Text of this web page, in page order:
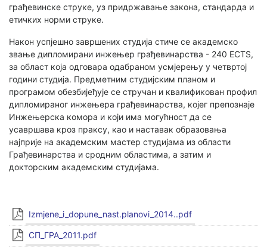
грађевинске струке, уз придржавање закона, стандарда и
етичких норми струке.
Након успјешно завршених студија стиче се академско
звање дипломирани инжењер грађевинарства - 240 ECTS,
за област која одговара одабраном усмјерењу у четвртој
години студија. Предметним студијским планом и
програмом обезбијеђује се стручан и квалификован профил
дипломираног инжењера грађевинарства, којег препознаје
Инжењерска комора и који има могућност да се
усавршава кроз праксу, као и наставак образовања
најприје на академским мастер студијама из области
Грађевинарства и сродним областима, а затим и
докторским академским студијама.
Izmjene_i_dopune_nast.planovi_2014..pdf
СП_ГРА_2011.pdf